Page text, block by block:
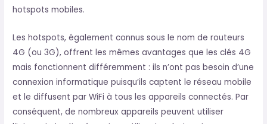
hotspots mobiles.
Les hotspots, également connus sous le nom de routeurs
4G (ou 3G), offrent les mêmes avantages que les clés 4G
mais fonctionnent différemment : ils n’ont pas besoin d’une
connexion informatique puisqu’ils captent le réseau mobile
et le diffusent par WiFi à tous les appareils connectés. Par
conséquent, de nombreux appareils peuvent utiliser